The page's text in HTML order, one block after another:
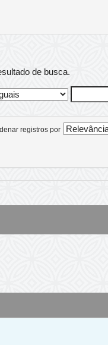
de busca.
registros por